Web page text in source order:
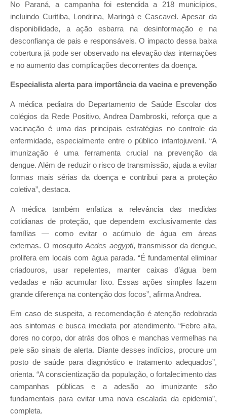
No Paraná, a campanha foi estendida a 218 municípios,
incluindo Curitiba, Londrina, Maringá e Cascavel. Apesar da
disponibilidade, a ação esbarra na desinformação e na
desconfiança de pais e responsáveis. O impacto dessa baixa
cobertura já pode ser observado na elevação das internações
e no aumento das complicações decorrentes da doença.
Especialista alerta para importância da vacina e prevenção
A médica pediatra do Departamento de Saúde Escolar dos
colégios da Rede Positivo, Andrea Dambroski, reforça que a
vacinação é uma das principais estratégias no controle da
enfermidade, especialmente entre o público infantojuvenil. “A
imunização é uma ferramenta crucial na prevenção da
dengue. Além de reduzir o risco de transmissão, ajuda a evitar
formas mais sérias da doença e contribui para a proteção
coletiva”, destaca.
A médica também enfatiza a relevância das medidas
cotidianas de proteção, que dependem exclusivamente das
famílias — como evitar o acúmulo de água em áreas
externas. O mosquitoAedes aegypti, transmissor da dengue,
prolifera em locais com água parada. “É fundamental eliminar
criadouros, usar repelentes, manter caixas d’água bem
vedadas e não acumular lixo. Essas ações simples fazem
grande diferença na contenção dos focos”, afirma Andrea.
Em caso de suspeita, a recomendação é atenção redobrada
aos sintomas e busca imediata por atendimento. “Febre alta,
dores no corpo, dor atrás dos olhos e manchas vermelhas na
pele são sinais de alerta. Diante desses indícios, procure um
posto de saúde para diagnóstico e tratamento adequados”,
orienta. “A conscientização da população, o fortalecimento das
campanhas públicas e a adesão ao imunizante são
fundamentais para evitar uma nova escalada da epidemia”,
completa.